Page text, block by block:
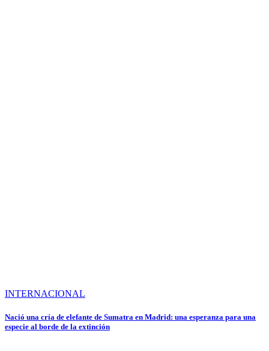
INTERNACIONAL
Nació una cría de elefante de Sumatra en Madrid: una esperanza para una
especie al borde de la extinción